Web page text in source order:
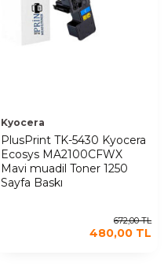
Kyocera
PlusPrint TK-5430 Kyocera
Ecosys MA2100CFWX
Mavi muadil Toner 1250
Sayfa Baskı
672,00TL
480,00 TL